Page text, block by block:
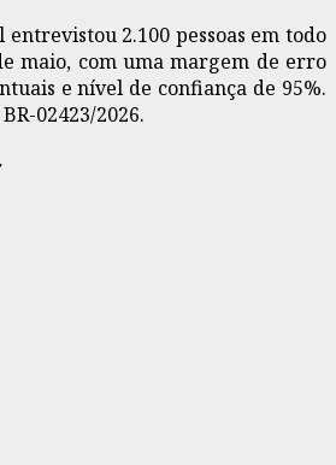
entrevistou 2.100 pessoas em todo
maio, com uma margem de erro
e nível de confiança de 95%.
02423/2026.